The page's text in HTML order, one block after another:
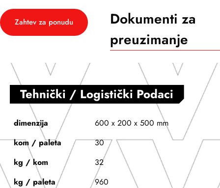
Zahtev za ponudu
Dokumenti za
preuzimanje
Tehnički / Logistički Podaci
dimenzija
600 x 200 x 500 mm
kom / paleta
30
kg / kom
32
kg / paleta
960